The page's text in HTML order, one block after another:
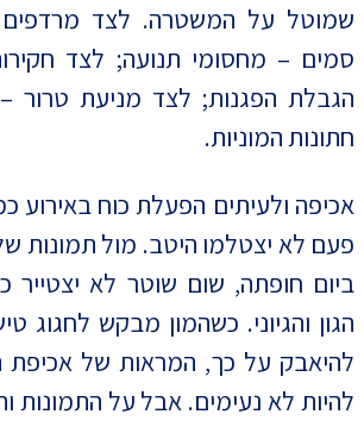
שמוטל על המשטרה. לצד מרדפים
סמים – מחסומי תנועה; לצד
הגבלת הפגנות; לצד מניעת
חתונות המוניות.
אכיפה ולעיתים הפעלת כוח באירוע
פעם לא יצטלמו היטב. מול תמונות
ביום חופתה, שום שוטר לא יצטייר
הגון והגיוני. כשהמון מבקש לחגוג
להיאבק על כך, המראות של אכיפת
להיות לא נעימים. אבל על התמונות